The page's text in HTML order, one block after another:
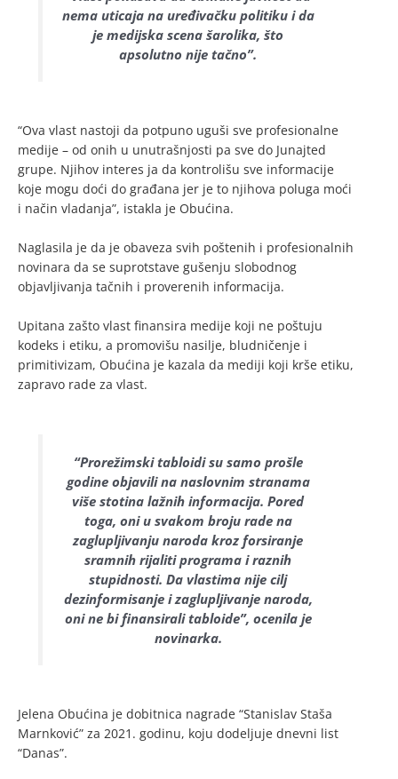
nema uticaja na uređivačku politiku i da
je medijska scena šarolika, što
apsolutno nije tačno”.
“Ova vlast nastoji da potpuno uguši sve profesionalne
medije – od onih u unutrašnjosti pa sve do Junajted
grupe. Njihov interes ja da kontrolišu sve informacije
koje mogu doći do građana jer je to njihova poluga moći
i način vladanja”, istakla je Obućina.
Naglasila je da je obaveza svih poštenih i profesionalnih
novinara da se suprotstave gušenju slobodnog
objavljivanja tačnih i proverenih informacija.
Upitana zašto vlast finansira medije koji ne poštuju
kodeks i etiku, a promovišu nasilje, bludničenje i
primitivizam, Obućina je kazala da mediji koji krše etiku,
zapravo rade za vlast.
“Prorežimski tabloidi su samo prošle
godine objavili na naslovnim stranama
više stotina lažnih informacija. Pored
toga, oni u svakom broju rade na
zaglupljivanju naroda kroz forsiranje
sramnih rijaliti programa i raznih
stupidnosti. Da vlastima nije cilj
dezinformisanje i zaglupljivanje naroda,
oni ne bi finansirali tabloide”, ocenila je
novinarka.
Jelena Obućina je dobitnica nagrade “Stanislav Staša
Marnković” za 2021. godinu, koju dodeljuje dnevni list
“Danas”.